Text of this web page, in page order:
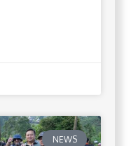
NEWS